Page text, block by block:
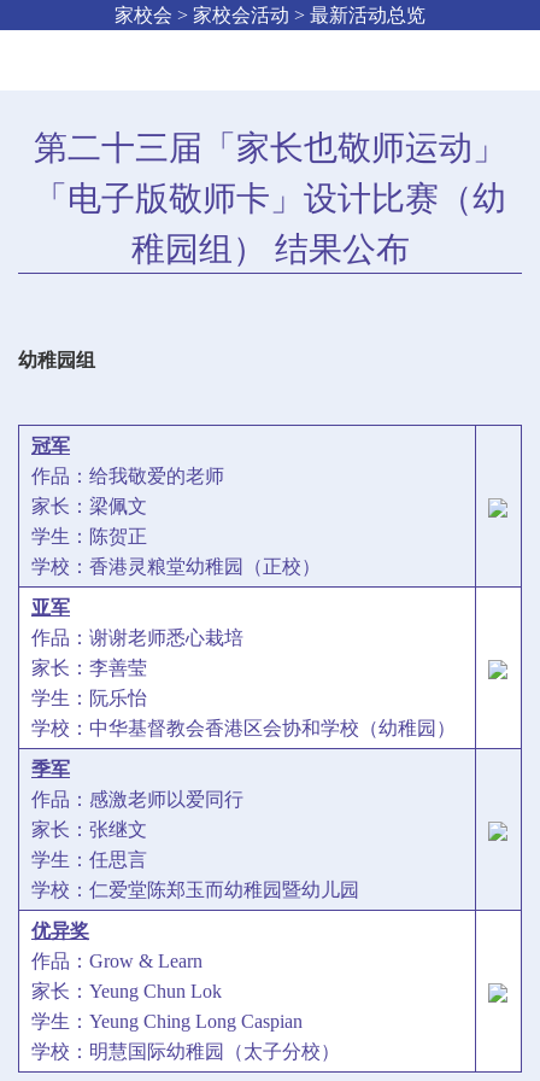
家校会 > 家校会活动 > 最新活动总览
第二十三届「家长也敬师运动」
「电子版敬师卡」设计比赛（幼
稚园组） 结果公布
幼稚园组
冠军
作品：给我敬爱的老师
家长：梁佩文
学生：陈贺正
学校：香港灵粮堂幼稚园（正校）
亚军
作品：谢谢老师悉心栽培
家长：李善莹
学生：阮乐怡
学校：中华基督教会香港区会协和学校（幼稚园）
季军
作品：感激老师以爱同行
家长：张继文
学生：任思言
学校：仁爱堂陈郑玉而幼稚园暨幼儿园
优异奖
作品：Grow & Learn
家长：Yeung Chun Lok
学生：Yeung Ching Long Caspian
学校：明慧国际幼稚园（太子分校）